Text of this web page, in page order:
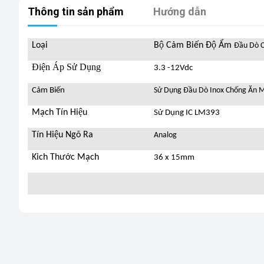
Thông tin sản phẩm Hướng dẫn
Loại Bộ Cảm Biến Độ ẨmĐầu Dò
Điện Áp Sử Dụng 3.3 -12Vdc
Cảm Biến Sử Dụng Đầu Dò Inox Chống Ăn
Mạch Tín Hiệu Sử Dụng IC LM393
Tín Hiệu Ngõ Ra Analog
Kich Thước Mạch 36 x 15mm